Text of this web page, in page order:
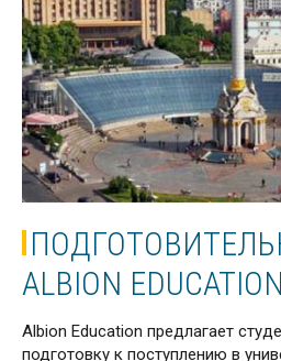
ALBION EDUCATION
Albion Education предлагает
подготовку к поступлению в